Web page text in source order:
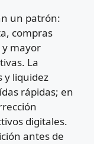
un patrón:
compras
mayor
La
y liquidez
rápidas; en
digitales.
antes de